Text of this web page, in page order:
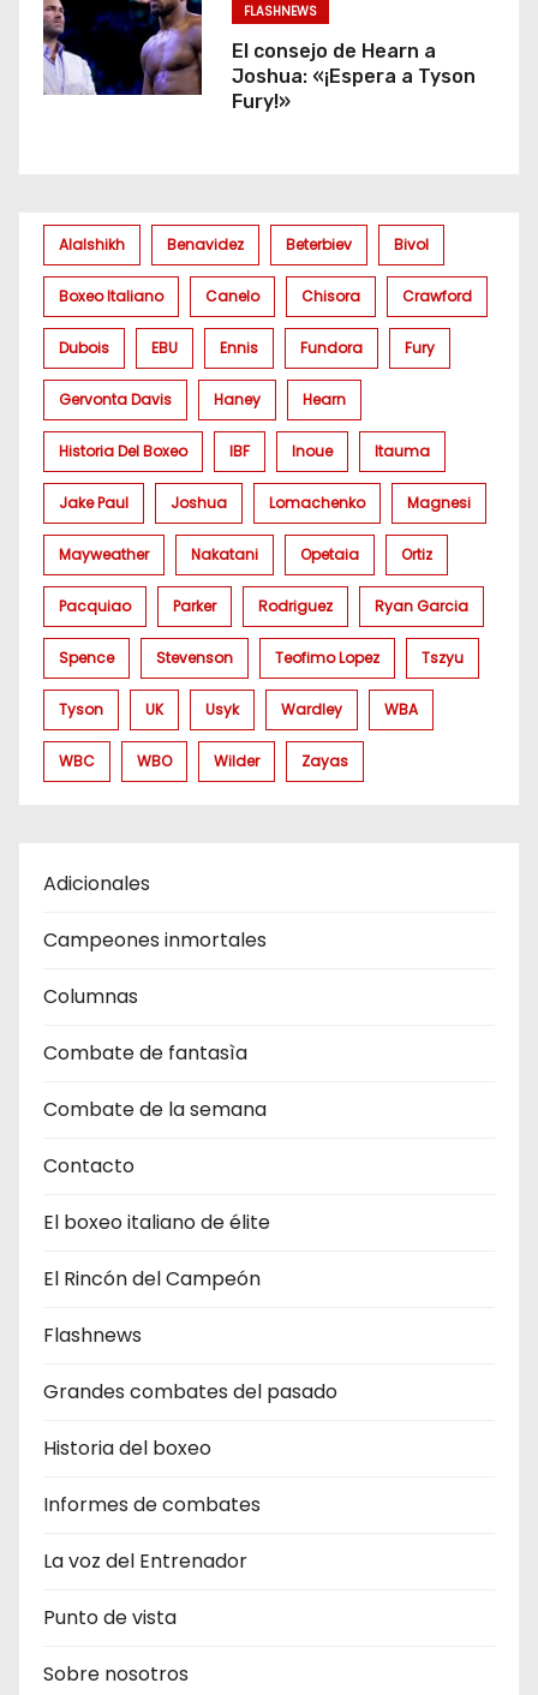
FLASHNEWS
El consejo de Hearn a
Joshua: «¡Espera a Tyson
Fury!»
Alalshikh Benavidez Beterbiev Bivol
Boxeo Italiano Canelo Chisora Crawford
Dubois EBU Ennis Fundora Fury
Gervonta Davis Haney Hearn
Historia Del Boxeo IBF Inoue Itauma
Jake Paul Joshua Lomachenko Magnesi
Mayweather Nakatani Opetaia Ortiz
Pacquiao Parker Rodriguez Ryan Garcia
Spence Stevenson Teofimo Lopez Tszyu
Tyson UK Usyk Wardley WBA
WBC WBO Wilder Zayas
Adicionales
Campeones inmortales
Columnas
Combate de fantasìa
Combate de la semana
Contacto
El boxeo italiano de élite
El Rincón del Campeón
Flashnews
Grandes combates del pasado
Historia del boxeo
Informes de combates
La voz del Entrenador
Punto de vista
Sobre nosotros